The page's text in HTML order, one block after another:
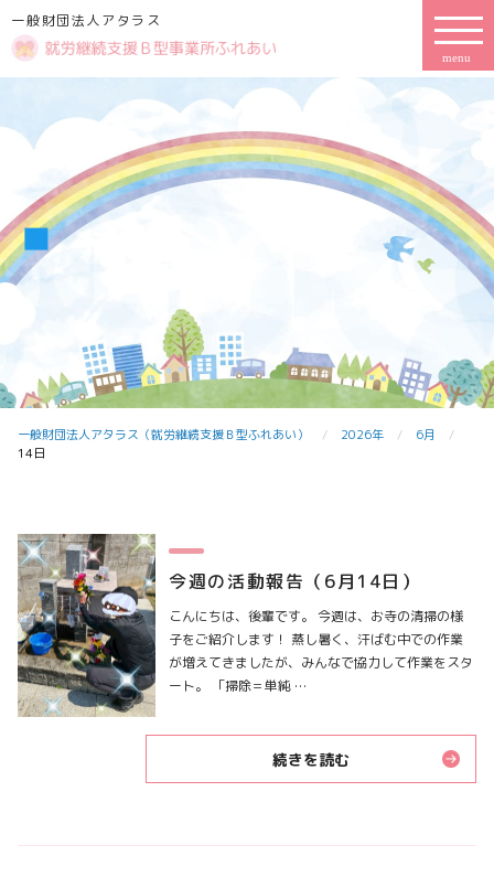
一般財団法人アタラス
一般財団法人アタラス（就労継続支援Ｂ型ふれあい） 2026年
6月
14日
今週の活動報告（6月14日）
こんにちは、後輩です。 今週は、お寺の清掃の様
子をご紹介します！ 蒸し暑く、汗ばむ中での作業
が増えてきましたが、みんなで協力して作業をスタ
ート。 「掃除＝単純 …
続きを読む